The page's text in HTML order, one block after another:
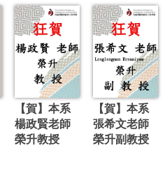
【賀】本系
楊政賢老師
榮升教授
【賀】本系
張希文老師
榮升副教授